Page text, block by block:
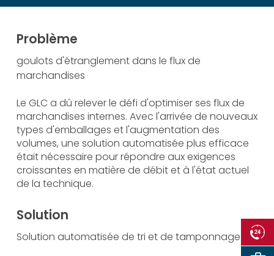
Problème
goulots d'étranglement dans le flux de
marchandises
Le GLC a dû relever le défi d'optimiser ses flux de
marchandises internes. Avec l'arrivée de nouveaux
types d'emballages et l'augmentation des
volumes, une solution automatisée plus efficace
était nécessaire pour répondre aux exigences
croissantes en matière de débit et à l'état actuel
de la technique.
Solution
Solution automatisée de tri et de tamponnage